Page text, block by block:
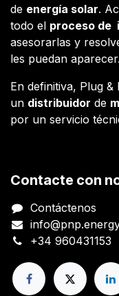
de energía solar.
todo el proceso de
asesorarlas y
les puedan aparecer.
En definitiva, Plug &
un distribuidor de
por un servicio
Contacte con
Contáctenos
+34 960431153